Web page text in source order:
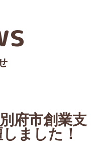
府市創業支
ました！